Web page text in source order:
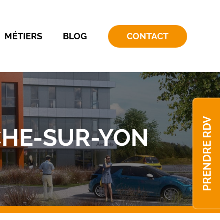
MÉTIERS BLOG CONTACT
SUR-YON PRENDRE RDV